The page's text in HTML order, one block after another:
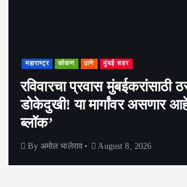
कोकण ठाणे मुंबई शहर
प्रवास मुंबईकरांसाठी ठरू शकते
या मार्गांवर असणार आहे ‘मेगा
अमोल भालेराव August 8, 2026